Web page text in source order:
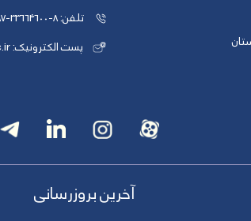
تلفن: 8-33664600-087
پست الکترونیک: info@uok.ac.ir
آخرین بروزرسانی